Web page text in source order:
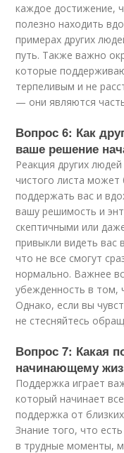
каждое достижение,
полезно находить
примерах других
путь. Также важно
которые
терпеливым и не
— они являются
Вопрос 6: Как
ваше решение
Реакция других
чистого листа
поддержать вас и
вашу решимость и
скептичными или
привыкли видеть
что не все смогут
нормально. Важнее
убежденность в том,
Однако, если вы
не стесняйтесь
Вопрос 7: Какая
начинающему
Поддержка играет
который начинает
поддержка от
Знание того, что
в трудные моменты,